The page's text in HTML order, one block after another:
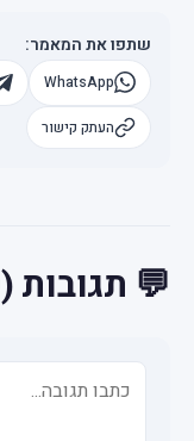
שתפו את המאמר:
WhatsApp
העתק קישור
💬 תגובות (0)